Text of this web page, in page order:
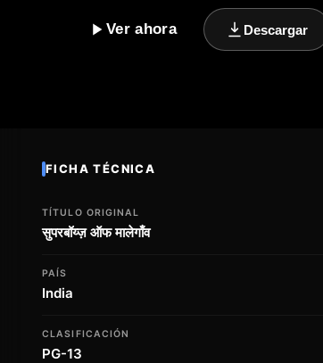
cultural. 'Héroes de Malegaon' es una
equilibrio perfecto, ofreciendo una
Ver ahora Descargar
FICHA TÉCNICA
TÍTULO ORIGINAL
सुपरबॉय्ज़ ऑफ मालेगाँव
PAÍS
India
CLASIFICACIÓN
PG-13